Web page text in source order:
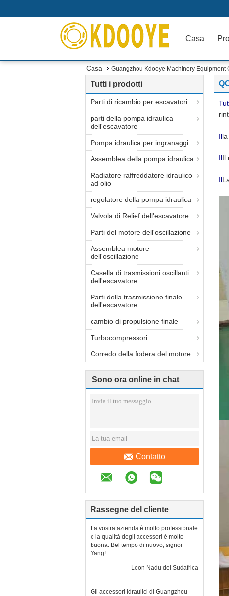
Casa
Casa Guangzhou Kdooye Machinery Equipment
Tutti i prodotti
Parti di ricambio per escavatori
parti della pompa idraulica
dell'escavatore
Pompa idraulica per ingranaggi
Assemblea della pompa idraulica
Radiatore raffreddatore idraulico
ad olio
regolatore della pompa idraulica
Valvola di Relief dell'escavatore
Parti del motore dell'oscillazione
Assemblea motore
dell'oscillazione
Casella di trasmissioni oscillanti
dell'escavatore
Parti della trasmissione finale
dell'escavatore
cambio di propulsione finale
Turbocompressori
Corredo della fodera del motore
Sono ora online in chat
Contatto
Rassegne del cliente
La vostra azienda è molto professionale
e la qualità degli accessori è molto
buona. Bel tempo di nuovo, signor
Yang!
—— Leon Nadu del Sudafrica
Gli accessori idraulici di Guangzhou
Il
IlIl
Il